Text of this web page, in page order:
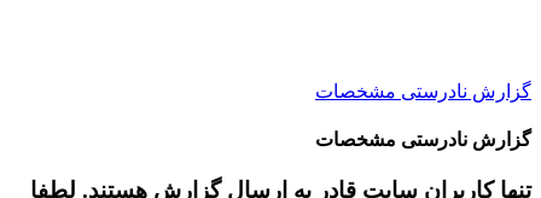
گزارش نادرستی مشخصات
گزارش نادرستی مشخصات
تنها کاربران سایت قادر به ارسال گزارش هستند. لطفا